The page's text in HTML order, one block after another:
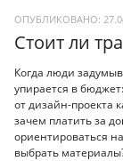
ОПУБЛИКОВАНО:
Стоит ли
Когда люди
упирается в
от дизайн-проекта
зачем платить за
ориентироваться
выбрать